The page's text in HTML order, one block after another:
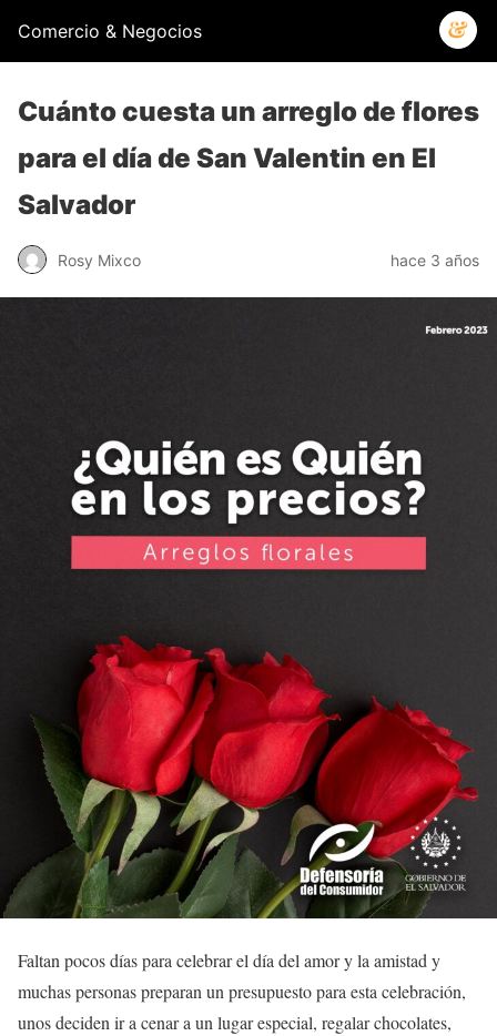
Comercio & Negocios
Cuánto cuesta un arreglo de flores
para el día de San Valentin en El
Salvador
Rosy Mixco hace 3 años
Faltan pocos días para celebrar el día del amor y la amistad y
muchas personas preparan un presupuesto para esta celebración,
unos deciden ir a cenar a un lugar especial, regalar chocolates,